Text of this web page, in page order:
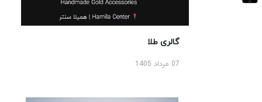
گالری طلا
07 مرداد 1405